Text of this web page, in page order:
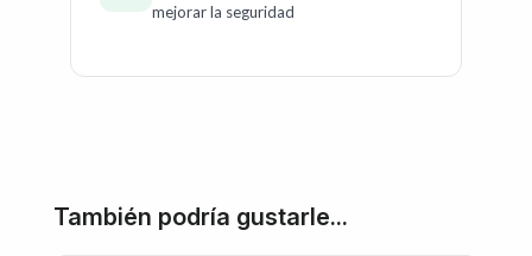
mejorar la seguridad
También podría gustarle...